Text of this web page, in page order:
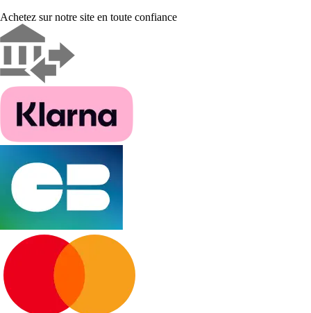
Achetez sur notre site en toute confiance